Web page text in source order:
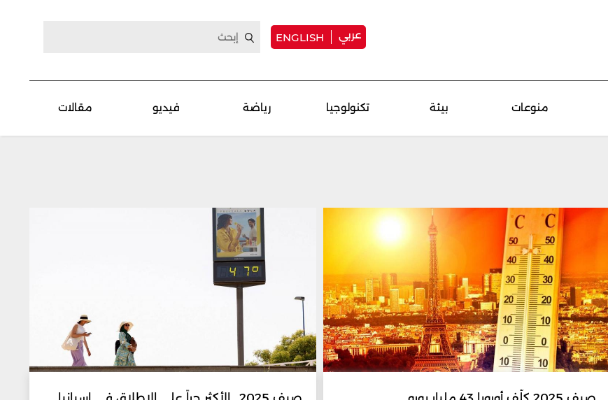
عربي ENGLISH
منوعات بيئة تكنولوجيا رياضة فيديو مقالات